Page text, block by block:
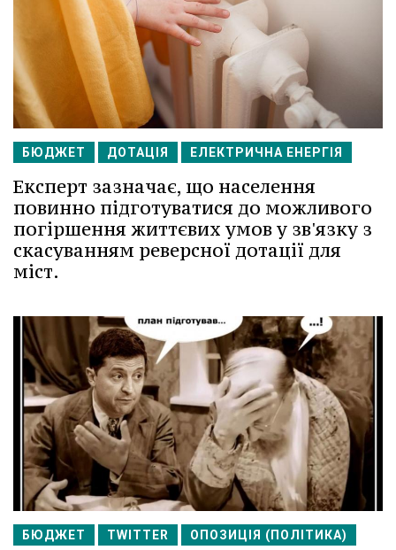
БЮДЖЕТ ДОТАЦІЯ ЕЛЕКТРИЧНА ЕНЕРГІЯ
Експерт зазначає, що населення
повинно підготуватися до можливого
погіршення життєвих умов у зв'язку з
скасуванням реверсної дотації для
міст.
БЮДЖЕТ TWITTER ОПОЗИЦІЯ (ПОЛІТИКА)